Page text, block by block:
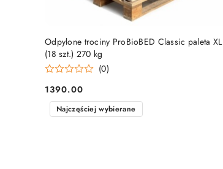
Odpylone trociny ProBioBED Classic paleta XL
(18 szt.) 270 kg
(0)
Cena:
1390.00
DO KOSZYKA
Najczęściej wybierane